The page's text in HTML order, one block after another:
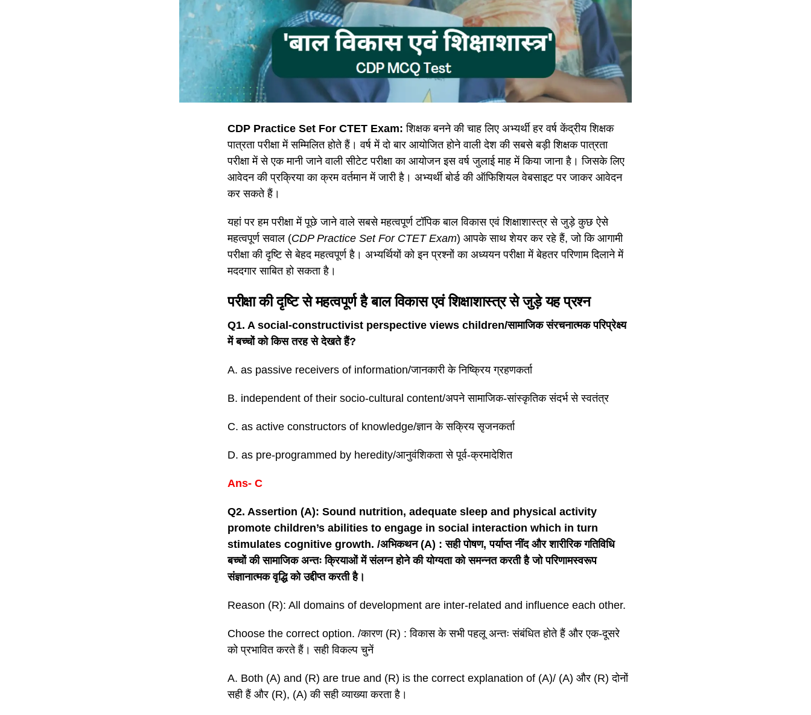
CDP Practice Set For CTET Exam: शिक्षक बनने की चाह लिए अभ्यर्थी हर वर्ष केंद्रीय शिक्षक
पात्रता परीक्षा में सम्मिलित होते हैं। वर्ष में दो बार आयोजित होने वाली देश की सबसे बड़ी शिक्षक पात्रता
परीक्षा में से एक मानी जाने वाली सीटेट परीक्षा का आयोजन इस वर्ष जुलाई माह में किया जाना है। जिसके लिए
आवेदन की प्रक्रिया का क्रम वर्तमान में जारी है। अभ्यर्थी बोर्ड की ऑफिशियल वेबसाइट पर जाकर आवेदन
कर सकते हैं।
यहां पर हम परीक्षा में पूछे जाने वाले सबसे महत्वपूर्ण टॉपिक बाल विकास एवं शिक्षाशास्त्र से जुड़े कुछ ऐसे
महत्वपूर्ण सवाल (CDP Practice Set For CTET Exam) आपके साथ शेयर कर रहे हैं, जो कि आगामी
परीक्षा की दृष्टि से बेहद महत्वपूर्ण है। अभ्यर्थियों को इन प्रश्नों का अध्ययन परीक्षा में बेहतर परिणाम दिलाने में
मददगार साबित हो सकता है।
परीक्षा की दृष्टि से महत्वपूर्ण है बाल विकास एवं शिक्षाशास्त्र से जुड़े यह प्रश्न
Q1. A social-constructivist perspective views children/सामाजिक संरचनात्मक परिप्रेक्ष्य
में बच्चों को किस तरह से देखते हैं?
A. as passive receivers of information/जानकारी के निष्क्रिय ग्रहणकर्ता
B. independent of their socio-cultural content/अपने सामाजिक-सांस्कृतिक संदर्भ से स्वतंत्र
C. as active constructors of knowledge/ज्ञान के सक्रिय सृजनकर्ता
D. as pre-programmed by heredity/आनुवंशिकता से पूर्व-क्रमादेशित
Ans- C
Q2. Assertion (A): Sound nutrition, adequate sleep and physical activity
promote children’s abilities to engage in social interaction which in turn
stimulates cognitive growth. /अभिकथन (A) : सही पोषण, पर्याप्त नींद और शारीरिक गतिविधि
बच्चों की सामाजिक अन्तः क्रियाओं में संलग्न होने की योग्यता को समन्नत करती है जो परिणामस्वरूप
संज्ञानात्मक वृद्धि को उद्दीप्त करती है।
Reason (R): All domains of development are inter-related and influence each other.
Choose the correct option. /कारण (R) : विकास के सभी पहलू अन्तः संबंधित होते हैं और एक-दूसरे
को प्रभावित करते हैं। सही विकल्प चुनें
A. Both (A) and (R) are true and (R) is the correct explanation of (A)/ (A) और (R) दोनों
सही हैं और (R), (A) की सही व्याख्या करता है।